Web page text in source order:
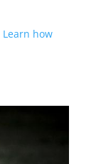
Learn how